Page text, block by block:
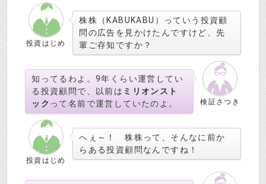
投資はじめ
株株（KABUKABU）っていう投資顧
問の広告を見かけたんですけど、先
輩ご存知ですか？
検証さつき
知ってるわよ。9年くらい運営してい
る投資顧問で、以前は ミリオンスト
ック って名前で運営していたのよ。
投資はじめ
へぇ～！ 株株って、そんなに前か
らある投資顧問なんですね！